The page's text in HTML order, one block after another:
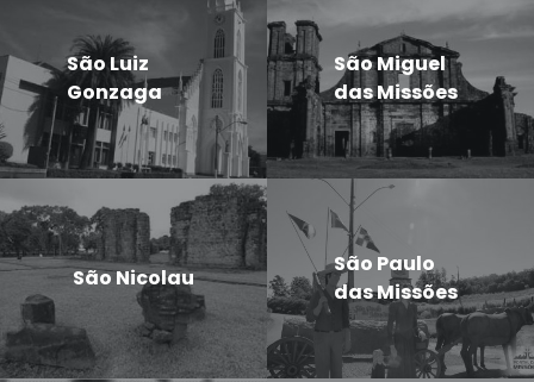
São Luiz
Gonzaga
São Miguel
das Missões
São Nicolau
São Paulo
das Missões